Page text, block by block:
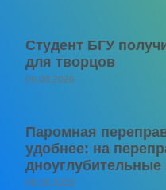
Студент БГУ
для творцов
06.08.2026
Паромная
удобнее: на
дноуглубительные
06.08.2026